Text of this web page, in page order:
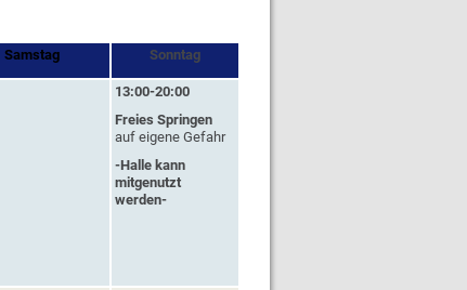
Samstag Sonntag
13:00-20:00
Freies Springen
auf eigene Gefahr
-Halle kann
mitgenutzt
werden-